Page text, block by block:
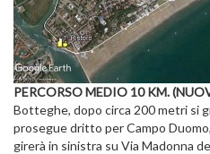
PERCORSO MEDIO 10 KM.
Botteghe, dopo circa 200 metri si
prosegue dritto per Campo
girerà in sinistra su Via Madonna